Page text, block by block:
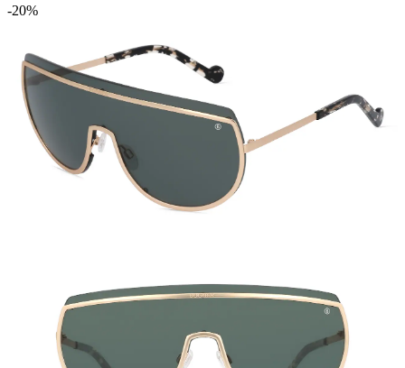
-20%